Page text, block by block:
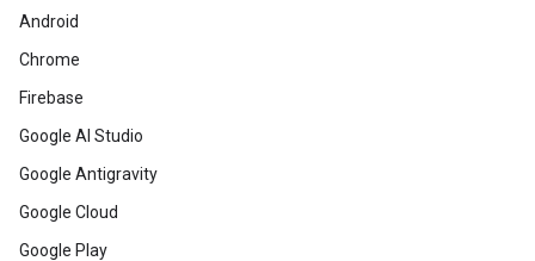
Android
Chrome
Firebase
Google AI Studio
Google Antigravity
Google Cloud
Google Play